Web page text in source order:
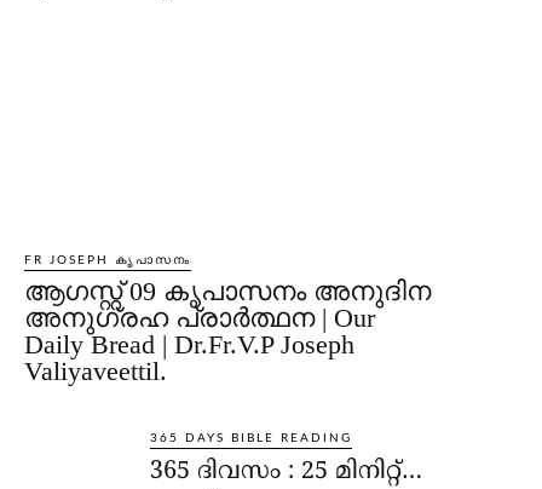
FR JOSEPH കൃപാസനം
ആഗസ്റ്റ് 09 കൃപാസനം അനുദിന
അനുഗ്രഹ പ്രാർത്ഥന | Our
Daily Bread | Dr.Fr.V.P Joseph
Valiyaveettil.
365 DAYS BIBLE READING
365 ദിവസം : 25 മിനിറ്റ്…